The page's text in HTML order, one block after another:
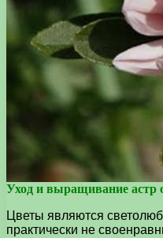
Уход и выращивание астр
Цветы являются
практически не